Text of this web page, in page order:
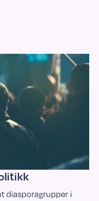
diasporagrupper i